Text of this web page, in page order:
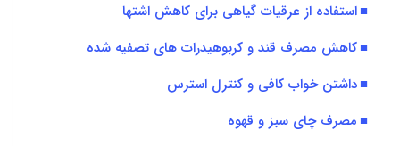
استفاده از عرقیات گیاهی برای کاهش اشتها
کاهش مصرف قند و کربوهیدرات های تصفیه شده
داشتن خواب کافی و کنترل استرس
مصرف چای سبز و قهوه